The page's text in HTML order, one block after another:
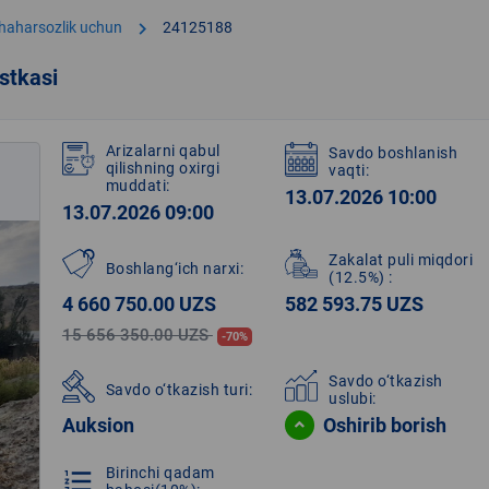
uchun chevron_right 24125188
Arizalarni qabul
qilishning oxirgi
muddati:
13.07.2026 09:00
Savdo boshlanish
vaqti:
13.07.2026 10:00
Boshlang‘ich narxi:
4 660 750.00 UZS
15 656 350.00 UZS -70%
Zakalat puli miqdori
(12.5%) :
582 593.75 UZS
Savdo o‘tkazish turi:
Auksion
Savdo o‘tkazish
uslubi:
Oshirib borish
format_list_numbered
Birinchi qadam